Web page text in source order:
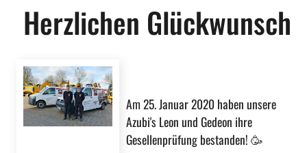
Herzlichen Glückwunsch
Am 25. Januar 2020 haben unsere
Azubi's Leon und Gedeon ihre
Gesellenprüfung bestanden!🥳